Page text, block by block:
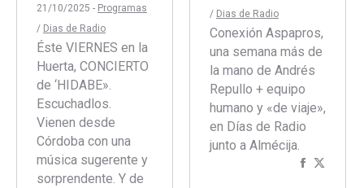
21/10/2025 - Programas
/ Dias de Radio
Éste VIERNES en la
Huerta, CONCIERTO
de ‘HIDABE».
Escuchadlos.
Vienen desde
Córdoba con una
música sugerente y
sorprendente. Y de
/ Dias de Radio
Conexión Aspapros,
una semana más de
la mano de Andrés
Repullo + equipo
humano y «de viaje»,
en Días de Radio
junto a Almécija.
Compartir